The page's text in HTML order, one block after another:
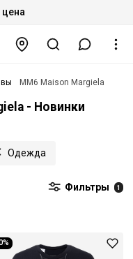
MM6 Maison Margiela
- Новинки
Одежда
Фильтры 1